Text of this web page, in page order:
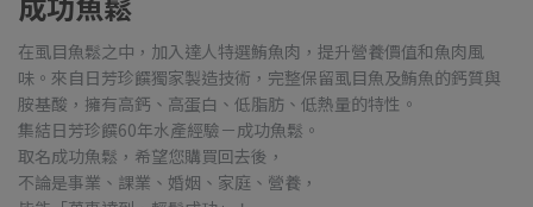
在虱目魚鬆之中，加入達人特選鮪魚肉，提升營養價值和魚肉風
味。來自日芳珍饌獨家製造技術，完整保留虱目魚及鮪魚的鈣質與
胺基酸，擁有高鈣、高蛋白、低脂肪、低熱量的特性。
集結日芳珍饌60年水產經驗－成功魚鬆。
取名成功魚鬆，希望您購買回去後，
不論是事業、課業、婚姻、家庭、營養，